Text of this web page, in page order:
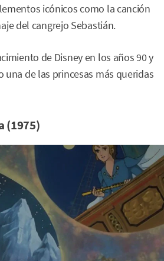
icónicos como la canción
del cangrejo Sebastián.
de Disney en los años 90 y
una de las princesas más queridas
(1975)